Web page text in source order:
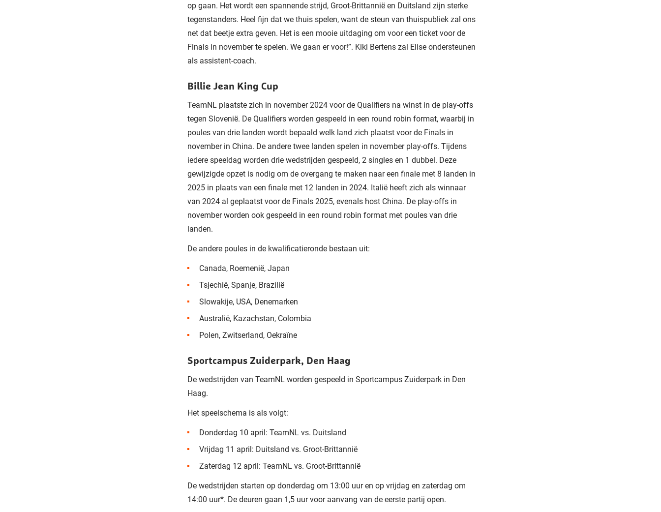
op gaan. Het wordt een spannende strijd, Groot-Brittannië en Duitsland zijn sterke
tegenstanders. Heel fijn dat we thuis spelen, want de steun van thuispubliek zal ons
net dat beetje extra geven. Het is een mooie uitdaging om voor een ticket voor de
Finals in november te spelen. We gaan er voor!”. Kiki Bertens zal Elise ondersteunen
als assistent-coach.
Billie Jean King Cup
TeamNL plaatste zich in november 2024 voor de Qualifiers na winst in de play-offs
tegen Slovenië. De Qualifiers worden gespeeld in een round robin format, waarbij in
poules van drie landen wordt bepaald welk land zich plaatst voor de Finals in
november in China. De andere twee landen spelen in november play-offs. Tijdens
iedere speeldag worden drie wedstrijden gespeeld, 2 singles en 1 dubbel. Deze
gewijzigde opzet is nodig om de overgang te maken naar een finale met 8 landen in
2025 in plaats van een finale met 12 landen in 2024. Italië heeft zich als winnaar
van 2024 al geplaatst voor de Finals 2025, evenals host China. De play-offs in
november worden ook gespeeld in een round robin format met poules van drie
landen.
De andere poules in de kwalificatieronde bestaan uit:
Canada, Roemenië, Japan
Tsjechië, Spanje, Brazilië
Slowakije, USA, Denemarken
Australië, Kazachstan, Colombia
Polen, Zwitserland, Oekraïne
Sportcampus Zuiderpark, Den Haag
De wedstrijden van TeamNL worden gespeeld in Sportcampus Zuiderpark in Den
Haag.
Het speelschema is als volgt:
Donderdag 10 april: TeamNL vs. Duitsland
Vrijdag 11 april: Duitsland vs. Groot-Brittannië
Zaterdag 12 april: TeamNL vs. Groot-Brittannië
De wedstrijden starten op donderdag om 13:00 uur en op vrijdag en zaterdag om
14:00 uur*. De deuren gaan 1,5 uur voor aanvang van de eerste partij open.